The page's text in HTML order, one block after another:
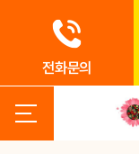
전화문의